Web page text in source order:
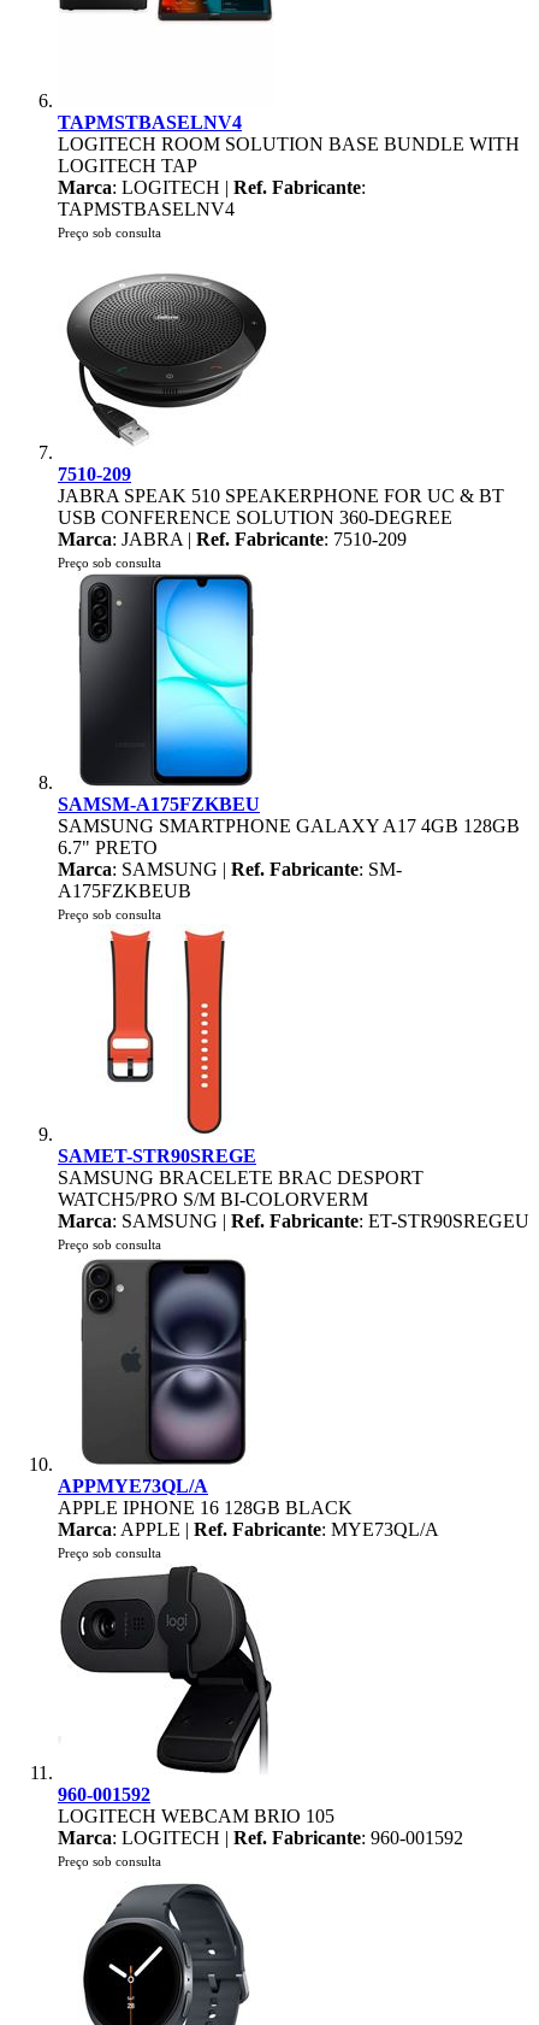
TAPMSTBASELNV4
LOGITECH ROOM SOLUTION BASE BUNDLE WITH
LOGITECH TAP
Marca: LOGITECH | Ref. Fabricante:
TAPMSTBASELNV4
Preço sob consulta
7510-209
JABRA SPEAK 510 SPEAKERPHONE FOR UC & BT
USB CONFERENCE SOLUTION 360-DEGREE
Marca: JABRA | Ref. Fabricante: 7510-209
Preço sob consulta
SAMSM-A175FZKBEU
SAMSUNG SMARTPHONE GALAXY A17 4GB 128GB
6.7" PRETO
Marca: SAMSUNG | Ref. Fabricante: SM-
A175FZKBEUB
Preço sob consulta
SAMET-STR90SREGE
SAMSUNG BRACELETE BRAC DESPORT
WATCH5/PRO S/M BI-COLORVERM
Marca: SAMSUNG | Ref. Fabricante: ET-STR90SREGEU
Preço sob consulta
APPMYE73QL/A
APPLE IPHONE 16 128GB BLACK
Marca: APPLE | Ref. Fabricante: MYE73QL/A
Preço sob consulta
960-001592
LOGITECH WEBCAM BRIO 105
Marca: LOGITECH | Ref. Fabricante: 960-001592
Preço sob consulta